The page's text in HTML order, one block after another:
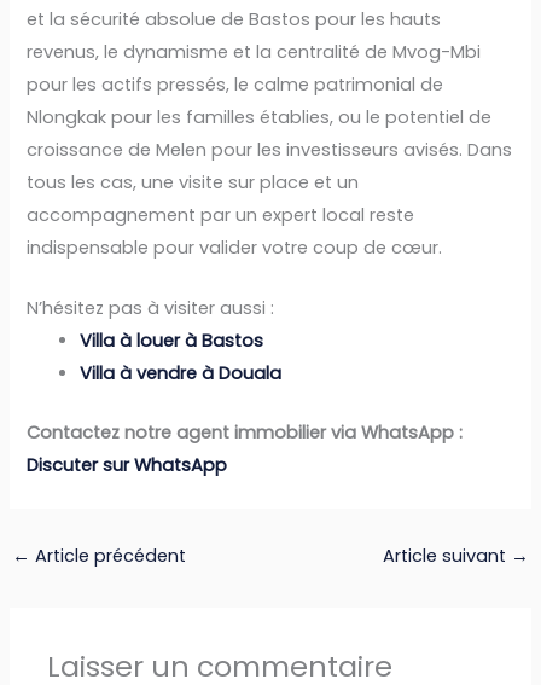
et la sécurité absolue de Bastos pour les hauts
revenus, le dynamisme et la centralité de Mvog-Mbi
pour les actifs pressés, le calme patrimonial de
Nlongkak pour les familles établies, ou le potentiel de
croissance de Melen pour les investisseurs avisés. Dans
tous les cas, une visite sur place et un
accompagnement par un expert local reste
indispensable pour valider votre coup de cœur.
N’hésitez pas à visiter aussi :
Villa à louer à Bastos
Villa à vendre à Douala
Contactez notre agent immobilier via WhatsApp :
Discuter sur WhatsApp
← Article précédent Article suivant →
Laisser un commentaire